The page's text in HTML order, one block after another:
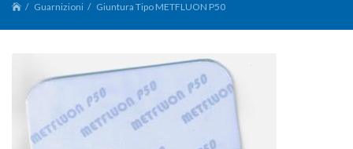
Guarnizioni Giuntura Tipo METFLUON P50